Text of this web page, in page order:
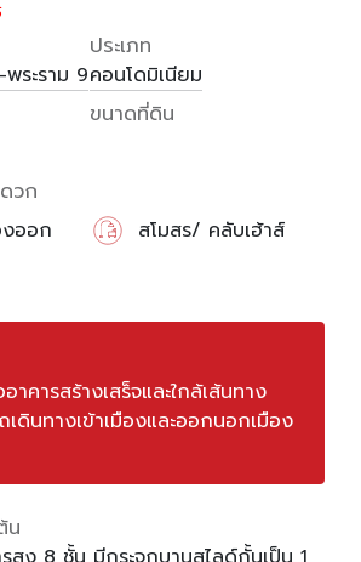
ระราม 9
ประเภท
คอนโดมิเนียม
ขนาดที่ดิน
วก
ออก
สโมสร/ คลับเฮ้าส์
าคารสร้างเสร็จและใกล้เส้นทาง
ดินทางเข้าเมืองและออกนอกเมือง
น